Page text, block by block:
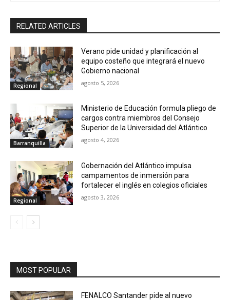
RELATED ARTICLES
Regional
Verano pide unidad y planificación al
equipo costeño que integrará el nuevo
Gobierno nacional
agosto 5, 2026
Barranquilla
Ministerio de Educación formula pliego de
cargos contra miembros del Consejo
Superior de la Universidad del Atlántico
agosto 4, 2026
Regional
Gobernación del Atlántico impulsa
campamentos de inmersión para
fortalecer el inglés en colegios oficiales
agosto 3, 2026
MOST POPULAR
FENALCO Santander pide al nuevo